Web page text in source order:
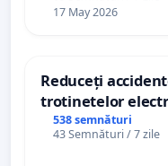
17 May 2026
Reduceți
trotinetelor
538 semnături
43 Semnături / 7 zile